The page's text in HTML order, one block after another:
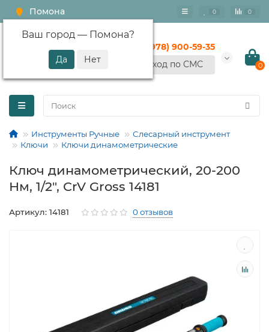
Помона
Ваш город — Помона?
0 0
+7 (978) 900-59-35
Вход по СМС
0
Инструменты Ручные
Слесарный инструмент
Ключи
Ключи динамометрические
Ключ динамометрический, 20-200
Нм, 1/2", CrV Gross 14181
Артикул: 14181 0 отзывов